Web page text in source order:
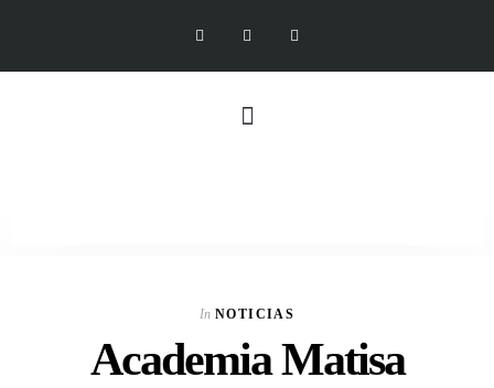
In NOTICIAS
Academia Matisa